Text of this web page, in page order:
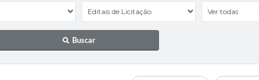
Buscar